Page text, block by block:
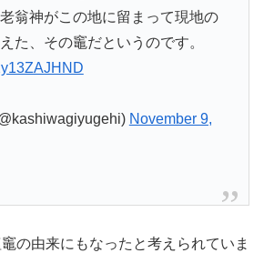
翁神がこの地に留まって現地の
た、その竈だというのです。
November 9,
の由来にもなったと考えられていま